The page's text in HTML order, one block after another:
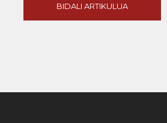
BIDALI ARTIKULUA